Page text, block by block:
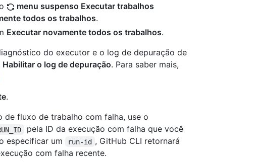
menu suspenso Executar trabalhos
todos os trabalhos.
Executar novamente todos os trabalhos.
do executor e o log de depuração de
Habilitar o log de depuração. Para saber mais,
.
de fluxo de trabalho com falha, use o
pela ID da execução com falha que você
especificar um
run-id , GitHub CLI retornará
com falha recente.